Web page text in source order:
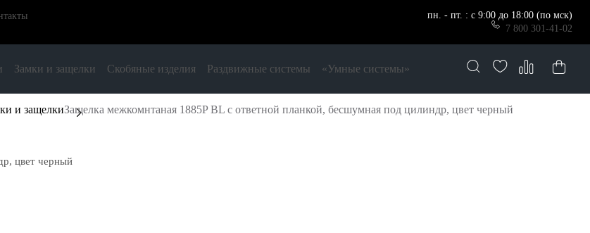
пн. - пт. : с 9:00 до 18:00 (по мск)
7 800 301-41-02
Замки и защелки Скобяные изделия Раздвижные системы «Умные системы»
и защелкиЗащелка межкомнтаная 1885P BL с ответной планкой, бесшумная под цилиндр, цвет черный
цвет черный